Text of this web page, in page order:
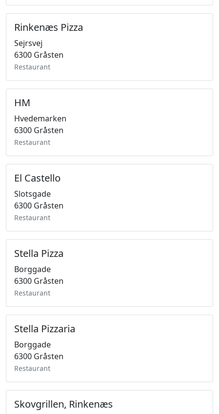
Rinkenæs Pizza
Sejrsvej
6300 Gråsten
Restaurant
HM
Hvedemarken
6300 Gråsten
Restaurant
El Castello
Slotsgade
6300 Gråsten
Restaurant
Stella Pizza
Borggade
6300 Gråsten
Restaurant
Stella Pizzaria
Borggade
6300 Gråsten
Restaurant
Skovgrillen, Rinkenæs